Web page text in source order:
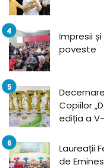
Impresii
poveste
Copiilor
ediția a
Laureații
de